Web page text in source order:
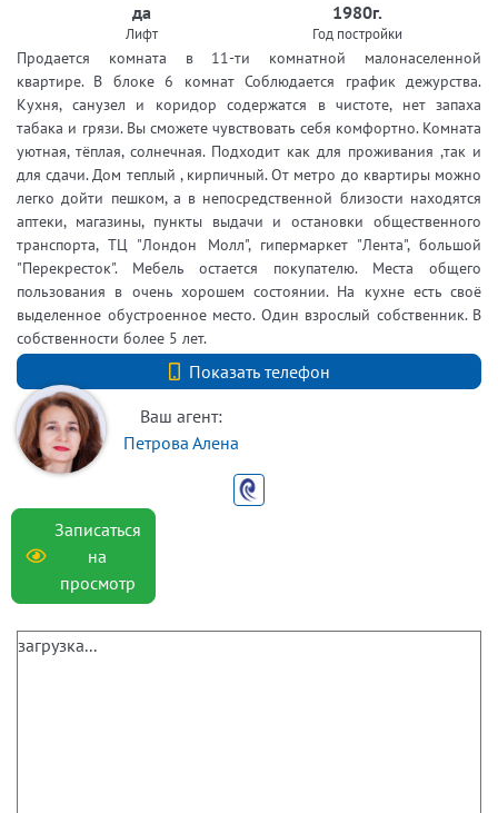
да
Лифт
1980г.
Год постройки
Продается комната в 11-ти комнатной малонаселенной
квартире. В блоке 6 комнат Соблюдается график дежурства.
Кухня, санузел и коридор содержатся в чистоте, нет запаха
табака и грязи. Вы сможете чувствовать себя комфортно. Комната
уютная, тёплая, солнечная. Подходит как для проживания ,так и
для сдачи. Дом теплый , кирпичный. От метро до квартиры можно
легко дойти пешком, а в непосредственной близости находятся
аптеки, магазины, пункты выдачи и остановки общественного
транспорта, ТЦ "Лондон Молл", гипермаркет "Лента", большой
"Перекресток". Мебель остается покупателю. Места общего
пользования в очень хорошем состоянии. На кухне есть своё
выделенное обустроенное место. Один взрослый собственник. В
собственности более 5 лет.
Показать телефон
+7 (812) 740-70-40
Ваш агент:
Петрова Алена
Записаться
на
просмотр
загрузка...